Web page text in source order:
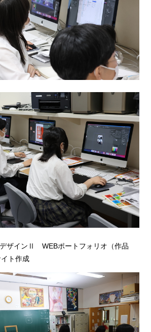
ザインⅡ WEBポートフォリオ（作品
ト作成